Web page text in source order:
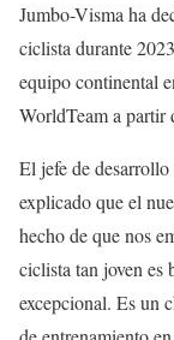
Jumbo-Visma ha
ciclista durante
equipo continental
WorldTeam a partir
El jefe de
explicado que el
hecho de que nos
ciclista tan joven es
excepcional. Es un